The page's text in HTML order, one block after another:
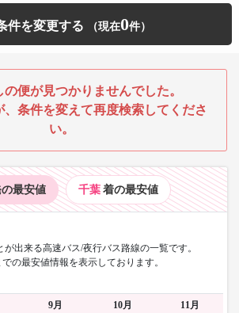
件を変更する 0
の便が見つかりませんでした。
、条件を変えて再度検索してくださ
い。
最安値 千葉 着の最安値
が出来る高速バス/夜行バス路線の一覧です。
の最安値情報を表示しております。
9月 10月 11月